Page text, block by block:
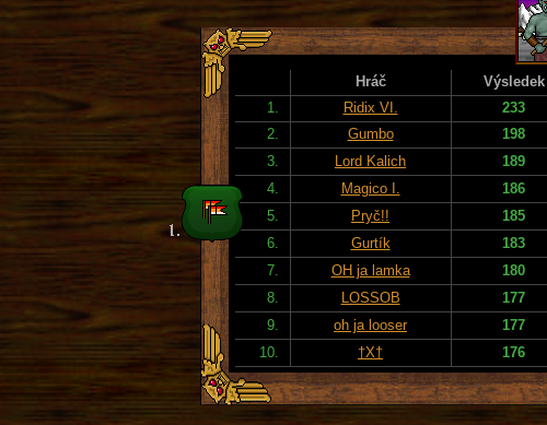
Hráč Výsledek
1.
Ridix VI. 233
2.
Gumbo 198
3.
Lord Kalich 189
4.
Magico I. 186
5.
Pryč!! 185
6.
Gurtík 183
7.
OH ja lamka 180
8.
LOSSOB 177
9.
oh ja looser 177
10.
†X† 176